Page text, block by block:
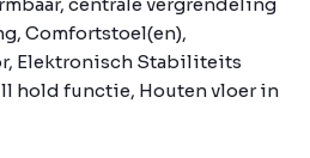
Comfortstoel(en),
Elektronisch Stabiliteits
hold functie, Houten vloer in